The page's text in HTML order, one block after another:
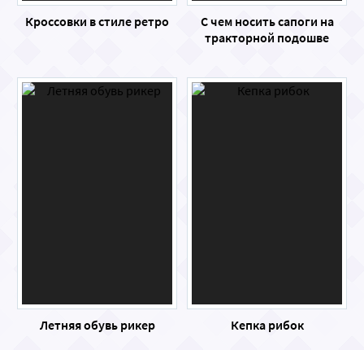
Кроссовки в стиле ретро
С чем носить сапоги на
тракторной подошве
Летняя обувь рикер Кепка рибок